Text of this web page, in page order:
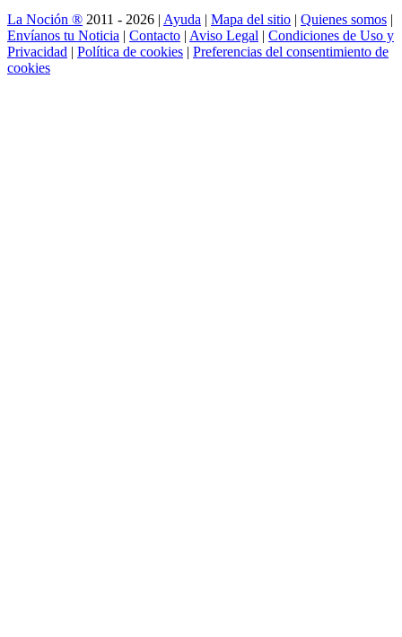
La Noción ® 2011 - 2026 | Ayuda | Mapa del sitio | Quienes somos |
Envíanos tu Noticia | Contacto | Aviso Legal | Condiciones de Uso y
Privacidad | Política de cookies | Preferencias del consentimiento de
cookies